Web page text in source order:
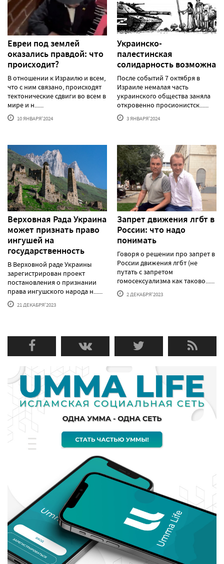
Евреи под землей
оказались правдой: что
происходит?
В отношении к Израилю и всем,
что с ним связано, происходят
тектонические сдвиги во всем в
мире и н......
10 ЯНВАРЯ'2024
Украинско-
палестинская
солидарность возможна
После событий 7 октября в
Израиле немалая часть
украинского общества заняла
откровенно просионистск......
3 ЯНВАРЯ'2024
Верховная Рада Украина
может признать право
ингушей на
государственность
В Верховной раде Украины
зарегистрирован проект
постановления о признании
права ингушского народа н......
21 ДЕКАБРЯ'2023
Запрет движения лгбт в
России: что надо
понимать
Говоря о решении про запрет в
России движения лгбт (не
путать с запретом
гомосексуализма как таково......
2 ДЕКАБРЯ'2023